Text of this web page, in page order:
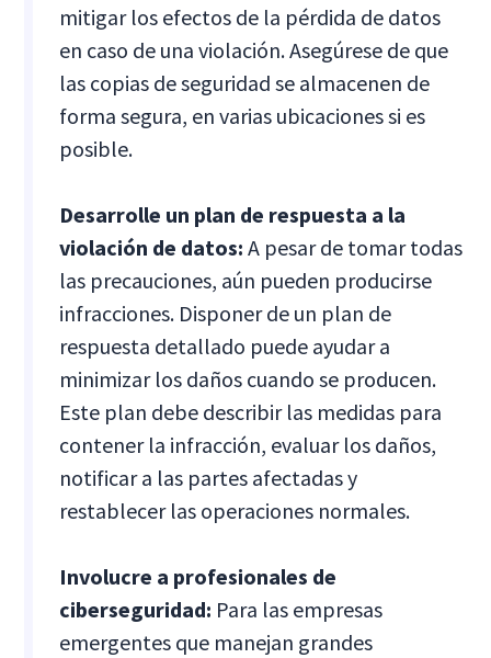
mitigar los efectos de la pérdida de datos
en caso de una violación. Asegúrese de que
las copias de seguridad se almacenen de
forma segura, en varias ubicaciones si es
posible.
Desarrolle un plan de respuesta a la
violación de datos: A pesar de tomar todas
las precauciones, aún pueden producirse
infracciones. Disponer de un plan de
respuesta detallado puede ayudar a
minimizar los daños cuando se producen.
Este plan debe describir las medidas para
contener la infracción, evaluar los daños,
notificar a las partes afectadas y
restablecer las operaciones normales.
Involucre a profesionales de
ciberseguridad: Para las empresas
emergentes que manejan grandes